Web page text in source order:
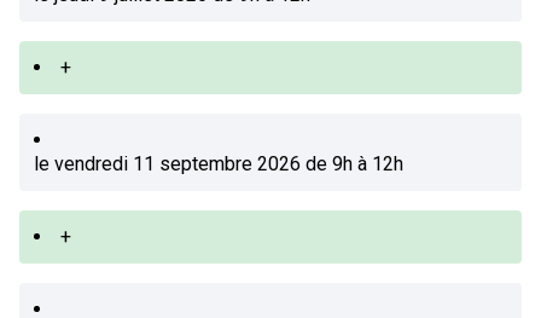
+
le vendredi 11 septembre 2026 de 9h à 12h
+